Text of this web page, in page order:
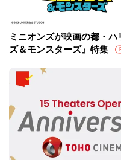
ミニオンズが映画の都・
ズ＆モンスターズ』特集